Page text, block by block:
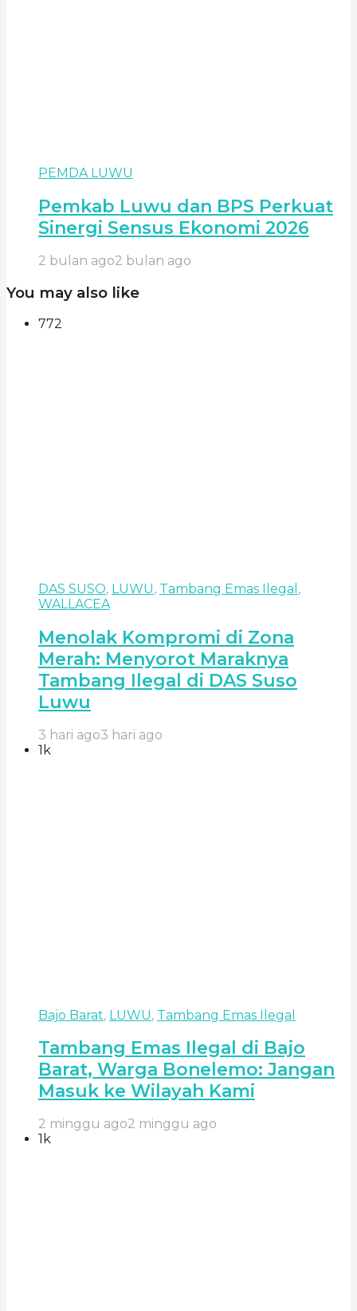
PEMDA LUWU
Pemkab Luwu dan BPS Perkuat
Sinergi Sensus Ekonomi 2026
2 bulan ago2 bulan ago
You may also like
772
DAS SUSO, LUWU, Tambang Emas Ilegal ,
WALLACEA
Menolak Kompromi di Zona
Merah: Menyorot Maraknya
Tambang Ilegal di DAS Suso
Luwu
3 hari ago3 hari ago
1k
Bajo Barat, LUWU, Tambang Emas Ilegal
Tambang Emas Ilegal di Bajo
Barat, Warga Bonelemo: Jangan
Masuk ke Wilayah Kami
2 minggu ago2 minggu ago
1k